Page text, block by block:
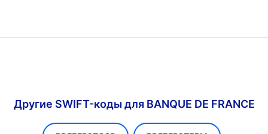
Другие SWIFT-коды для BANQUE DE FRANCE